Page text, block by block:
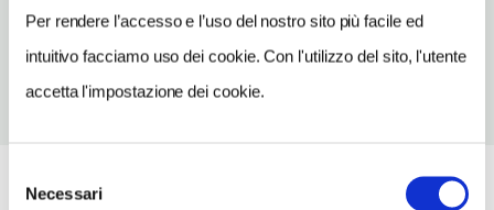
Per rendere l’accesso e l’uso del nostro sito più facile ed
intuitivo facciamo uso dei cookie. Con l'utilizzo del sito, l'utente
accetta l'impostazione dei cookie.
delNecessari
466538113